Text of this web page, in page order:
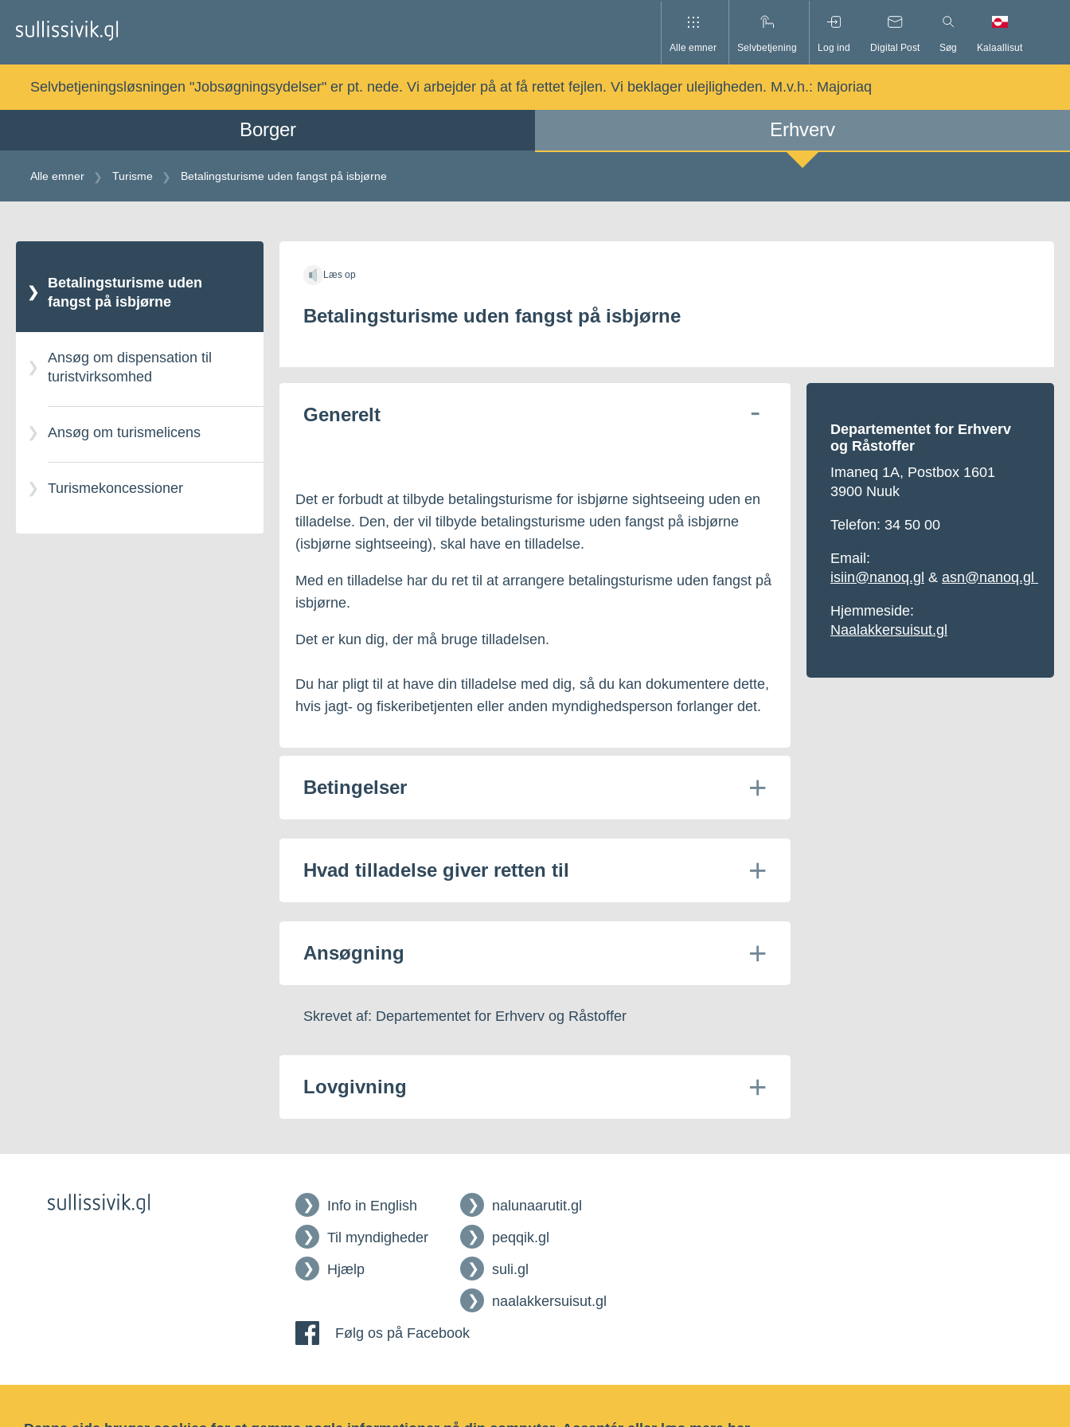
Alle emner Selvbetjening Log ind Digital Post Søg Kalaallisut
Selvbetjeningsløsningen "Jobsøgningsydelser" er pt. nede. Vi arbejder på at få rettet fejlen. Vi beklager ulejligheden. M.v.h.: Majoriaq
Borger Erhverv
Alle emner Turisme Betalingsturisme uden fangst på isbjørne
Gå
indholdetBetalingsturisme uden
fangst på isbjørne
Ansøg om dispensation til
turistvirksomhed
Ansøg om turismelicens
Turismekoncessioner
Læs op
Betalingsturisme uden fangst på isbjørne
Generelt
Det er forbudt at tilbyde betalingsturisme for isbjørne sightseeing uden en
tilladelse. Den, der vil tilbyde betalingsturisme uden fangst på isbjørne
(isbjørne sightseeing), skal have en tilladelse.
Med en tilladelse har du ret til at arrangere betalingsturisme uden fangst på
isbjørne.
Det er kun dig, der må bruge tilladelsen.
Du har pligt til at have din tilladelse med dig, så du kan dokumentere dette,
hvis jagt- og fiskeribetjenten eller anden myndighedsperson forlanger det.
Betingelser
Hvad tilladelse giver retten til
Ansøgning
Skrevet af: Departementet for Erhverv og Råstoffer
Lovgivning
Departementet for Erhverv
og Råstoffer
Imaneq 1A, Postbox 1601
3900 Nuuk
Telefon: 34 50 00
Email:
isiin@nanoq.gl & asn@nanoq.gl
Hjemmeside:
Naalakkersuisut.gl
Info in English
Til myndigheder
Hjælp
nalunaarutit.gl
peqqik.gl
suli.gl
naalakkersuisut.gl
Følg os på Facebook